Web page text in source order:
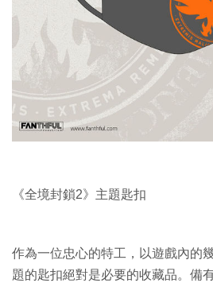
《全境封鎖2》主題匙扣
作為一位忠心的特工，以遊戲內的
題的匙扣絕對是必要的收藏品。備